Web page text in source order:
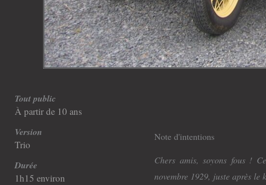
Tout public
À partir de 10 ans
Version
Trio
Durée
1h15 environ
Note d'intentions
Chers amis, soyons fous !
novembre 1929, juste après